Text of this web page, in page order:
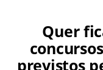
Quer
previstos